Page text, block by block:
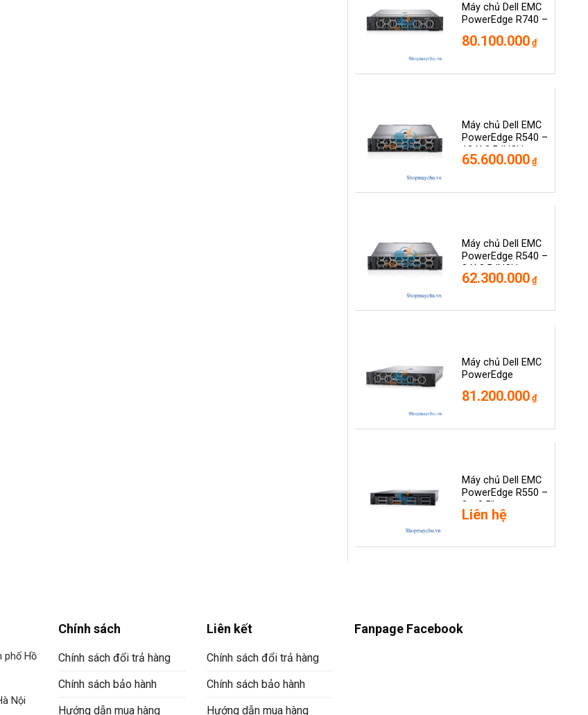
Máy chủ Dell EMC
PowerEdge R740 –
80.100.000 ₫
Máy chủ Dell EMC
PowerEdge R540 –
65.600.000 ₫
Máy chủ Dell EMC
PowerEdge R540 –
8 X 3.5 INCH
62.300.000 ₫
Máy chủ Dell EMC
PowerEdge
81.200.000 ₫
Máy chủ Dell EMC
PowerEdge R550 –
8 x 3.5″
Liên hệ
phố Hồ
Nội
Chính sách
Chính sách đổi trả hàng
Chính sách bảo hành
Hướng dẫn mua hàng
Liên kết
Chính sách đổi trả hàng
Chính sách bảo hành
Hướng dẫn mua hàng
Fanpage Facebook